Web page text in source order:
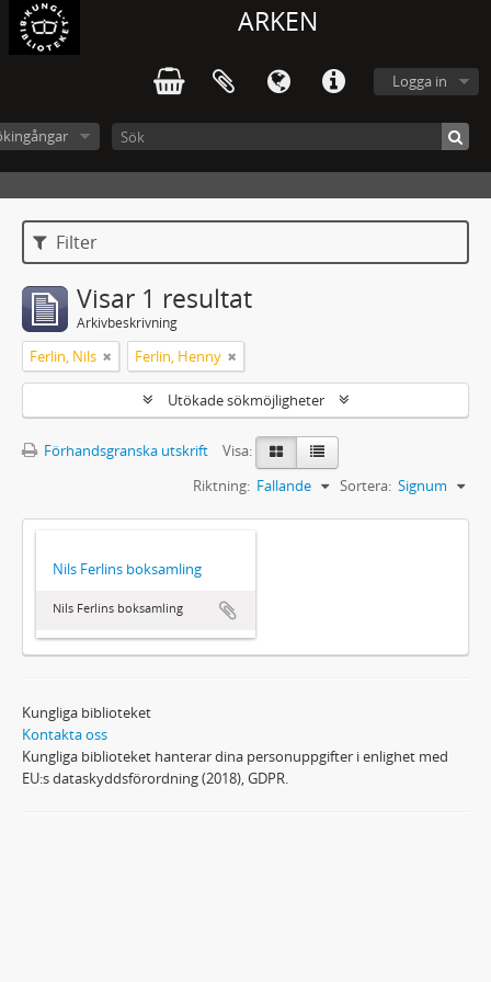
ARKEN
Logga in
Filter
Visar 1 resultat
Arkivbeskrivning
Ferlin, Nils Ferlin, Henny
Utökade sökmöjligheter
Förhandsgranska utskrift
Visa:
Sortera: Signum
Riktning: Fallande
Nils Ferlins boksamling
Nils Ferlins boksamling
Kungliga biblioteket
Kontakta oss
Kungliga biblioteket hanterar dina personuppgifter i enlighet med
EU:s dataskyddsförordning (2018), GDPR.